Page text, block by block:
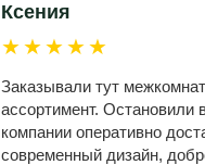
Ксения
★★★★★
Заказывали тут
ассортимент.
компании оперативно
современный дизайн,